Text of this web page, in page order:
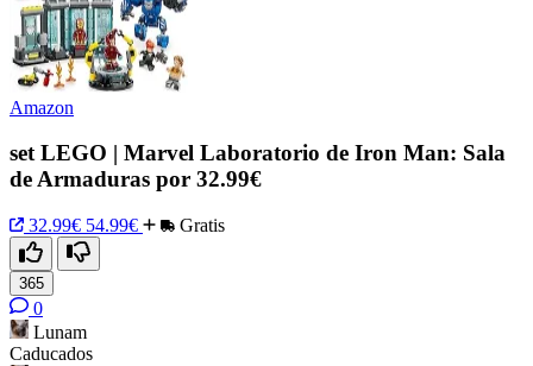
Amazon
set LEGO | Marvel Laboratorio de Iron Man: Sala
de Armaduras por 32.99€
32.99€ 54.99€ Gratis
365
0
Lunam
Caducados